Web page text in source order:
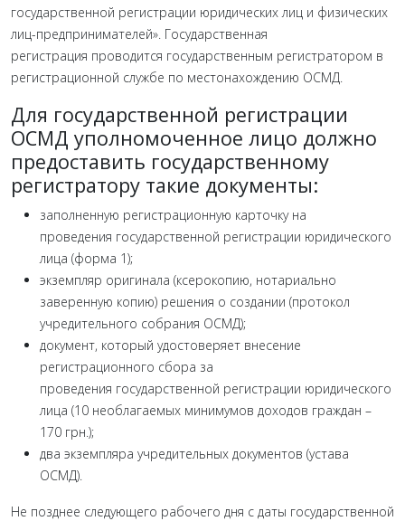
государственной регистрации юридических лиц и физических
лиц-предпринимателей». Государственная
регистрация проводится государственным регистратором в
регистрационной службе по местонахождению ОСМД.
Для государственной регистрации
ОСМД уполномоченное лицо должно
предоставить государственному
регистратору такие документы:
заполненную регистрационную карточку на
проведения государственной регистрации юридического
лица (форма 1);
экземпляр оригинала (ксерокопию, нотариально
заверенную копию) решения о создании (протокол
учредительного собрания ОСМД);
документ, который удостоверяет внесение
регистрационного сбора за
проведения государственной регистрации юридического
лица (10 необлагаемых минимумов доходов граждан –
170 грн.);
два экземпляра учредительных документов (устава
ОСМД).
Не позднее следующего рабочего дня с даты государственной